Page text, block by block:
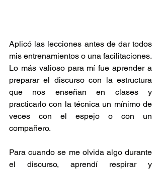
Aplicó las lecciones antes de dar todos
mis entrenamientos o una facilitaciones.
Lo más valioso para mí fue aprender a
preparar el discurso con la estructura
que nos enseñan en clases y
practicarlo con la técnica un mínimo de
veces con el espejo o con un
compañero.
Para cuando se me olvida algo durante
el discurso, aprendí respirar y